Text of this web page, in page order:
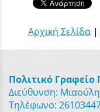
Αρχική Σελίδα|
Πολιτικό Γραφείο
Διεύθυνση:
Τηλέφωνο: